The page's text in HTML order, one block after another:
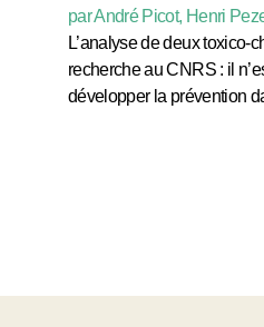
par André Picot, Henri
L’analyse de deux toxico-
recherche au CNRS : il
développer la prévention